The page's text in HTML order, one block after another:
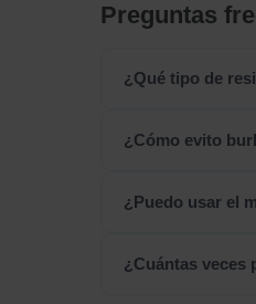
Preguntas
¿Qué tipo de
¿Cómo evito
¿Puedo usar el
¿Cuántas veces